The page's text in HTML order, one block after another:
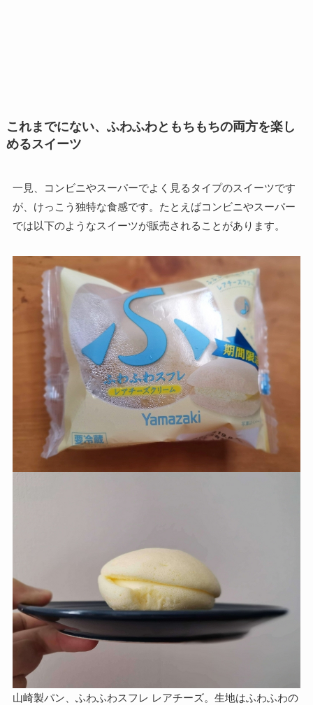
これまでにない、ふわふわともちもちの両方を楽し
めるスイーツ
一見、コンビニやスーパーでよく見るタイプのスイーツです
が、けっこう独特な食感です。たとえばコンビニやスーパー
では以下のようなスイーツが販売されることがあります。
山崎製パン、ふわふわスフレ レアチーズ。生地はふわふわの